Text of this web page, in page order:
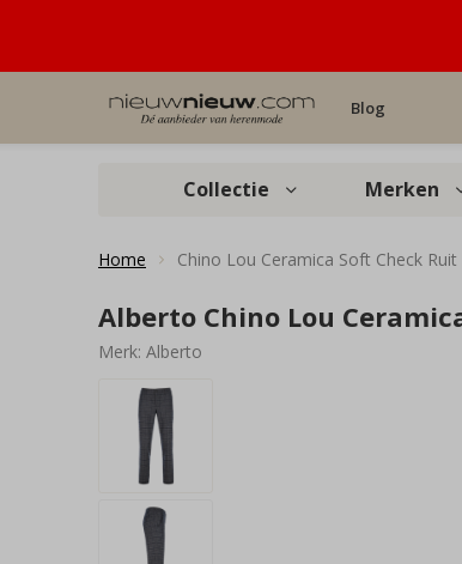
Blog
Collectie Merken
Home Chino Lou Ceramica Soft Check
Alberto Chino Lou
Merk: Alberto